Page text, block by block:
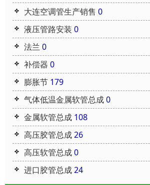
大连空调管生产销售 0
液压管路安装 0
法兰 0
补偿器 0
膨胀节 179
气体低温金属软管总成0
金属软管总成 108
高压胶管总成26
高压软管总成0
进口胶管总成24